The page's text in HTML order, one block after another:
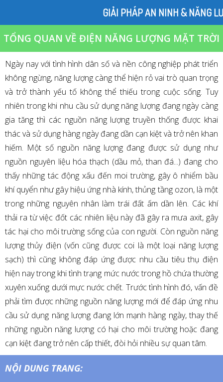
TỔNG QUAN VỀ ĐIỆN NĂNG LƯỢNG MẶT TRỜI
Ngày nay với tình hình dân số và nền công nghiệp phát triển
không ngừng, năng lượng càng thể hiện rỏ vai trò quan trọng
và trở thành yếu tố không thể thiếu trong cuộc sống. Tuy
nhiên trong khi nhu cầu sử dụng năng lượng đang ngày càng
gia tăng thì các nguồn năng lượng truyền thống được khai
thác và sử dụng hàng ngày đang dần cạn kiệt và trở nên khan
hiếm. Một số nguồn năng lượng đang được sử dụng như
nguồn nguyên liệu hóa thạch (dầu mỏ, than đá...) đang cho
thấy những tác động xấu đến moi trường, gây ô nhiểm bầu
khí quyển như gây hiệu ứng nhà kính, thủng tầng ozon, là một
trong những nguyên nhân làm trái đất ấm dần lên. Các khí
thải ra từ việc đốt các nhiên liệu này đã gây ra mưa axit, gây
tác hại cho môi trường sống của con người. Còn nguồn năng
lượng thủy điện (vốn cũng được coi là một loại năng lượng
sạch) thì cũng không đáp ứng được nhu cầu tiêu thụ điện
hiện nay trong khi tình trạng mức nước trong hồ chứa thường
xuyên xuống dưới mực nước chết. Trước tình hình đó, vấn đề
phải tìm được những nguồn năng lượng mới để đáp ứng nhu
cầu sử dụng năng lượng đang lớn mạnh hàng ngày, thay thế
những nguồn năng lượng có hại cho môi trường hoặc đang
cạn kiệt đang trở nên cấp thiết, đòi hỏi nhiều sự quan tâm.
NỘI DUNG TRANG:
GIẢI PHÁP AN NINH & NĂNG